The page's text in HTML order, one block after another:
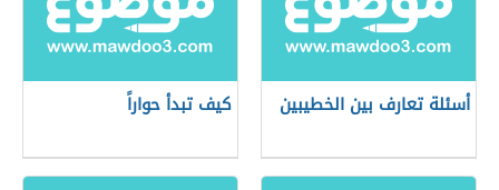
أسئلة تعارف بين الخطيبين كيف تبدأ حواراً